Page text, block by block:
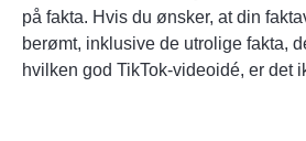
på fakta. Hvis du ønsker, at din
berømt, inklusive de utrolige fakta,
hvilken god TikTok-videoidé, er det